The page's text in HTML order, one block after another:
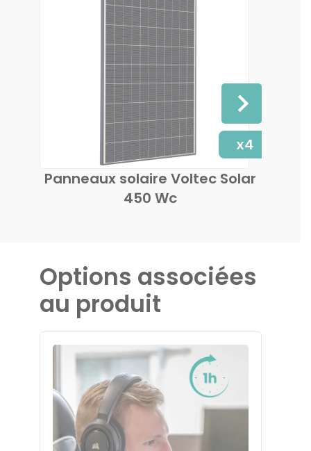
x4
Panneaux solaire Voltec Solar
450 Wc
Options associées
au produit